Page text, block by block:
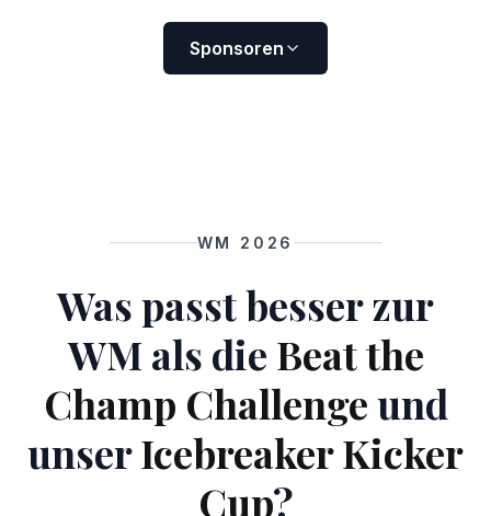
Sponsoren
WM 2026
Was passt besser zur
WM als die Beat the
Champ Challengeund
unserIcebreaker Kicker
Cup?